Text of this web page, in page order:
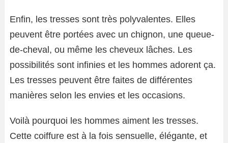
Enfin, les tresses sont très polyvalentes. Elles
peuvent être portées avec un chignon, une queue-
de-cheval, ou même les cheveux lâches. Les
possibilités sont infinies et les hommes adorent ça.
Les tresses peuvent être faites de différentes
manières selon les envies et les occasions.
Voilà pourquoi les hommes aiment les tresses.
Cette coiffure est à la fois sensuelle, élégante, et